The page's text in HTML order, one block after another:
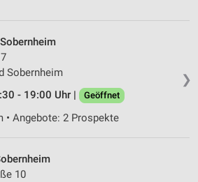
❯
Sobernheim
- 19:00 Uhr |
Geöffnet
• Angebote: 2 Prospekte
10